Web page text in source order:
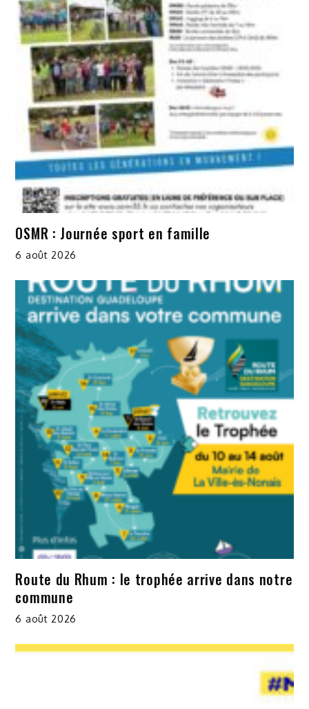
OSMR : Journée sport en famille
6 août 2026
Route du Rhum : le trophée arrive dans notre
commune
6 août 2026